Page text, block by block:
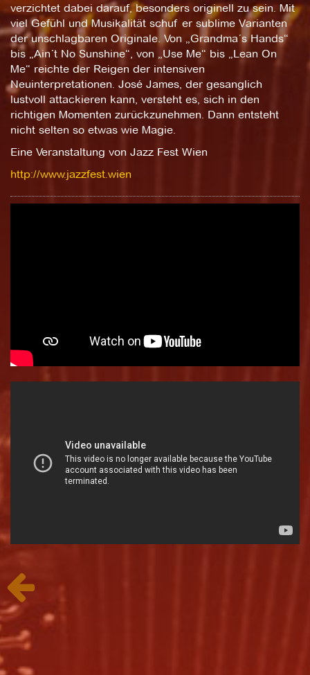
verzichtet dabei darauf, besonders originell zu sein. Mit
viel Gefühl und Musikalität schuf er sublime Varianten
der unschlagbaren Originale. Von „Grandma´s Hands“
bis „Ain´t No Sunshine“, von „Use Me“ bis „Lean On
Me“ reichte der Reigen der intensiven
Neuinterpretationen. José James, der gesanglich
lustvoll attackieren kann, versteht es, sich in den
richtigen Momenten zurückzunehmen. Dann entsteht
nicht selten so etwas wie Magie.
Eine Veranstaltung von Jazz Fest Wien
http://www.jazzfest.wien